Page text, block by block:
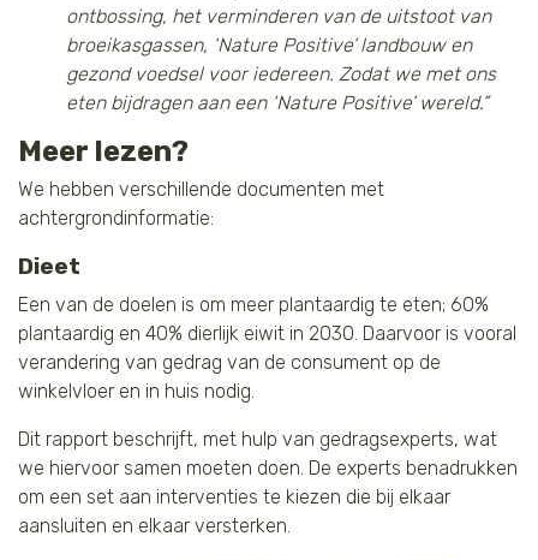
ontbossing, het verminderen van de uitstoot van
broeikasgassen, ‘Nature Positive’ landbouw en
gezond voedsel voor iedereen. Zodat we met ons
eten bijdragen aan een ‘Nature Positive’ wereld.”
Meer lezen?
We hebben verschillende documenten met
achtergrondinformatie:
Dieet
Een van de doelen is om meer plantaardig te eten; 60%
plantaardig en 40% dierlijk eiwit in 2030. Daarvoor is vooral
verandering van gedrag van de consument op de
winkelvloer en in huis nodig.
Dit rapport beschrijft, met hulp van gedragsexperts, wat
we hiervoor samen moeten doen. De experts benadrukken
om een set aan interventies te kiezen die bij elkaar
aansluiten en elkaar versterken.